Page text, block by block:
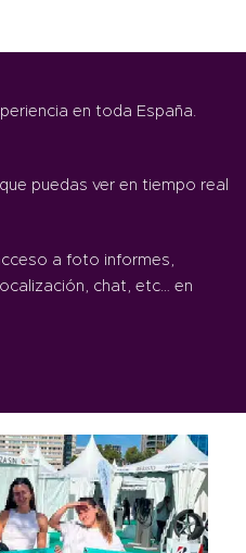
en toda España.
puedas ver en tiempo real
a foto informes,
chat, etc… en